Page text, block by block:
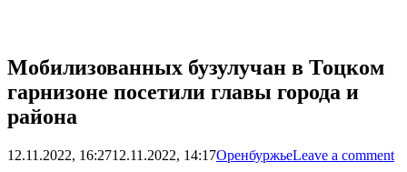
Мобилизованных бузулучан в Тоцком
гарнизоне посетили главы города и
района
12.11.2022, 16:2712.11.2022, 14:17ОренбуржьеLeave a comment